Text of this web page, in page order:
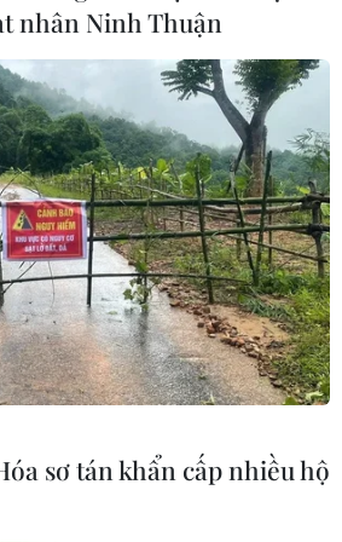
Di sản" 2026
lịch Mường Lò
từ ngày 25/9 đến
Xem thêm
nhân Ninh Thuận
sơ tán khẩn cấp nhiều hộ